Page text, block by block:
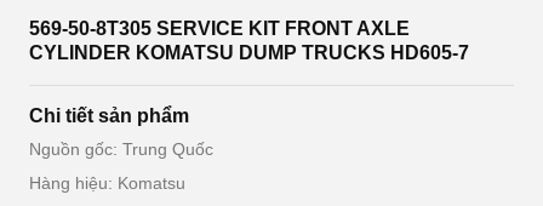
569-50-8T305 SERVICE KIT FRONT AXLE
CYLINDER KOMATSU DUMP TRUCKS HD605-7
Chi tiết sản phẩm
Nguồn gốc: Trung Quốc
Hàng hiệu: Komatsu